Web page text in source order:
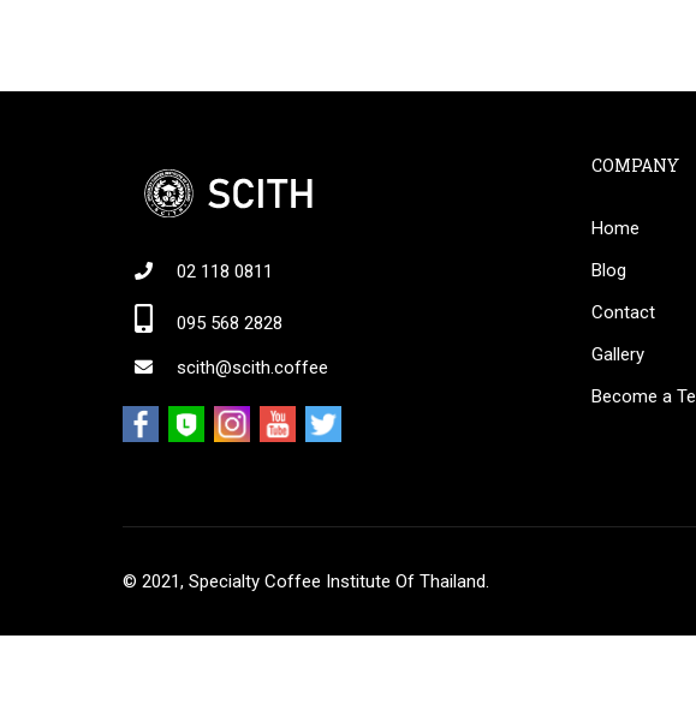
02 118 0811
095 568 2828
scith@scith.coffee
COMPANY
Home
Blog
Contact
Gallery
Become a
© 2021, Specialty Coffee Institute Of Thailand.
Join thousand